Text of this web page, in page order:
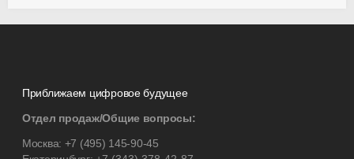
Приближаем цифровое будущее
Отдел продаж/Общие вопросы:
Москва: +7 (495) 145-90-45